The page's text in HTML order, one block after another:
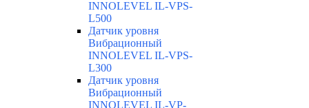
INNOLEVEL IL-VPS-
L500
Датчик уровня
Вибрационный
INNOLEVEL IL-VPS-
L300
Датчик уровня
Вибрационный
INNOLEVEL IL-VP-